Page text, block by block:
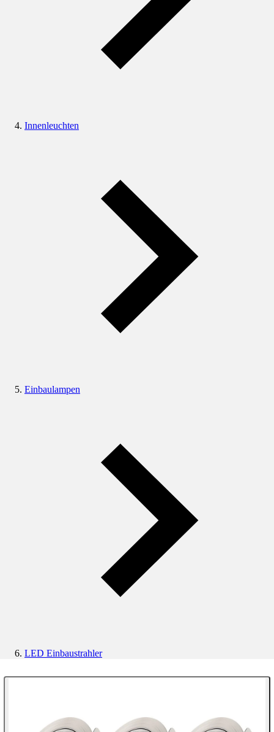
Innenleuchten
Einbaulampen
LED Einbaustrahler